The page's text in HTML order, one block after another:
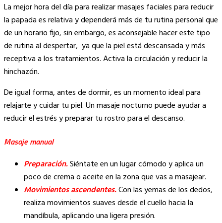
La mejor hora del día para realizar masajes faciales para reducir
la papada es relativa y dependerá más de tu rutina personal que
de un horario fijo, sin embargo, es aconsejable hacer este tipo
de rutina al despertar, ya que la piel está descansada y más
receptiva a los tratamientos. Activa la circulación y reducir la
hinchazón.
De igual forma, antes de dormir, es un momento ideal para
relajarte y cuidar tu piel. Un masaje nocturno puede ayudar a
reducir el estrés y preparar tu rostro para el descanso.
Masaje manual
Preparación.Siéntate en un lugar cómodo y aplica un
poco de crema o aceite en la zona que vas a masajear.
Movimientos ascendentes.Con las yemas de los dedos,
realiza movimientos suaves desde el cuello hacia la
mandíbula, aplicando una ligera presión.